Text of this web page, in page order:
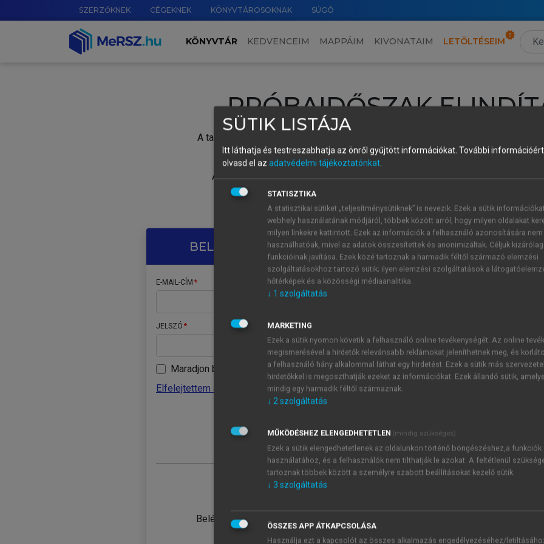
SZERZŐKNEK CÉGEKNEK KÖNYVTÁROSOKNAK SÚGÓ
KÖNYVTÁR KEDVENCEIM MAPPÁIM KIVONATAIM LETÖLTÉSEIM
PRÓBAIDŐSZAK
A tartalom megtekintéséhez lépj be a saját fiókoddal, iskolai azonosítóddal vagy
Új felhasználóként1 óra díjmentes hozzáférésrevagy
A próbaidőszak elindításához,
vagy hozz
A regisztráció után a
BELÉPÉS SAJÁT FIÓKKAL
E-MAIL-CÍM
JELSZÓ
Maradjon belépve
Elfelejtettem a jelszavamat
Belépés intézményi azonosítóval
ÚJ FIÓK
1 óra
JELSZÓ
Kérek értesítést a MeRSZ
Kérek értesítést az
SÜTIK LISTÁJA
Itt láthatja és testreszabhatja az önről gyűjtött információkat. További
olvasd el az adatvédelmi tájékoztatónkat.
STATISZTIKA
A statisztikai sütiket „teljesítménysütiknek” is nevezik. Ezek a sütik
webhely használatának módjáról, többek között arról, hogy milyen oldalakat
milyen linkekre kattintott. Ezek az információk a felhasználó azonosítására nem
használhatóak, mivel az adatok összesítettek és anonimizáltak. Céljuk
funkcióinak javítása. Ezek közé tartoznak a harmadik féltől származó elemzési
szolgáltatásokhoz tartozó sütik; ilyen elemzési szolgáltatások a
hőtérképek és a közösségi médiaanalitika.
↓ 1 szolgáltatás
MARKETING
Ezek a sütik nyomon követik a felhasználó online tevékenységét. Az online
megismerésével a hirdetők relevánsabb reklámokat jeleníthetnek meg, és
a felhasználó hány alkalommal láthat egy hirdetést. Ezek a sütik más
hirdetőkkel is megoszthatják ezeket az információkat. Ezek állandó sütik,
mindig egy harmadik féltől származnak.
↓ 2szolgáltatás
MŰKÖDÉSHEZ ELENGEDHETETLEN (mindig szükséges)
Ezek a sütik elengedhetetlenek az oldalunkon történő böngészéshez,a funkciók
használatához, és a felhasználók nem tilthatják le azokat. A feltétlenül
tartoznak többek között a személyre szabott beállításokat kezelő sütik.
↓ 3 szolgáltatás
ÖSSZES APP ÁTKAPCSOLÁSA
Használja ezt a kapcsolót az összes alkalmazás engedélyezéséhez/